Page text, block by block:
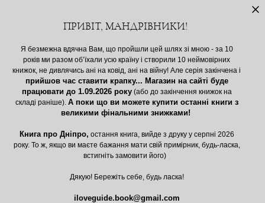
ПРИВІТ, МАНДРІВНИКИ!
Я безмежна вдячна Вам, що пройшли цей шлях зі мною - за 10
років ми разом обʼїхали усю країну і створили 10 неймовірних
книжок, не дивлячись ані на ковід, ані на війну! Але серія закінчена і
прийшов час ставити крапку... Магазин на сайті буде
працювати до 1.09.2026 року(або до закінчення книжок на
складі раніше). А поки що ви можете купити останні книги з
великими фінальними знижками!
Книга про Дніпро, остання книга, вийде з друку у серпні 2026
року. То ж, якщо ви маєте бажання мати свій примірник, будь-ласка,
встигніть замовити його)
Дякую! Бережіть себе, будь ласка!
iloveguide.book@gmail.com